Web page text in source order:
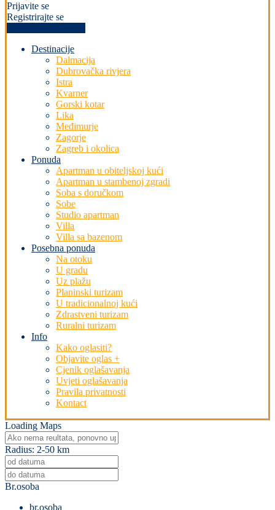
Prijavite se
Registrirajte se
Destinacije
Dalmacija
Dubrovačka rivjera
Istra
Kvarner
Gorski kotar
Lika
Međimurje
Zagorje
Zagreb i okolica
Ponuda
Apartman u obiteljskoj kući
Apartman u stambenoj zgradi
Soba s doručkom
Sobe
Studio apartman
Villa
Villa sa bazenom
Posebna ponuda
Na otoku
U gradu
Uz plažu
Planinski turizam
U tradicionalnoj kući
Zdrastveni turizam
Ruralni turizam
Info
Kako oglasiti?
Objavite oglas +
Cjenik oglašavanja
Uvjeti oglašavanja
Pravila privatnosti
Kontact
Loading Maps
Radius: 2-50 km
Br.osoba
br.osoba